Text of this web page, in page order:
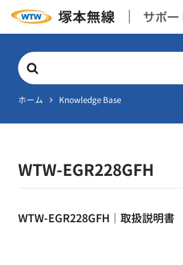
Search
For
ホーム Knowledge Base
WTW-EGR228GFH
WTW-EGR228GFH｜取扱説明書